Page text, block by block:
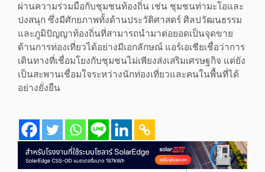
ผ่านความร่วมมือกับชุมชนท้องถิ่น เช่น ชุมชนท่ามะโอและ
ปงสนุก ซึ่งมีศักยภาพทั้งด้านประวัติศาสตร์ ศิลปวัฒนธรรม
และภูมิปัญญาท้องถิ่นที่สามารถนำมาต่อยอดเป็นจุดขาย
ด้านการท่องเที่ยวได้อย่างมีเอกลักษณ์ แอร์เอเชียเชื่อว่าการ
เดินทางที่เชื่อมโยงกับชุมชนไม่เพียงส่งเสริมเศรษฐกิจ แต่ยัง
เป็นสะพานเชื่อมใจระหว่างนักท่องเที่ยวและคนในพื้นที่ได้
อย่างยั่งยืน